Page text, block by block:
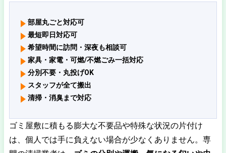
部屋丸ごと対応可
最短即日対応可
希望時間に訪問・深夜も相談可
家具・家電・可燃/不燃ごみ一括対応
分別不要・丸投げOK
スタッフが全て搬出
清掃・消臭まで対応
ゴミ屋敷に積もる膨大な不要品や特殊な状況の片付け
は、個人では手に負えない場合が少なくありません。専